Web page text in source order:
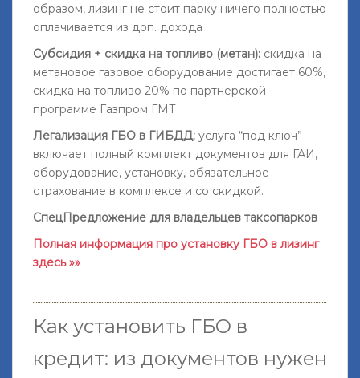
образом, лизинг не стоит парку ничего полностью
оплачивается из доп. дохода
Субсидия + скидка на топливо (метан): скидка на
метановое газовое оборудование достигает 60%,
скидка на топливо 20% по партнерской
программе Газпром ГМТ
Легализация ГБО в ГИБДД: услуга “под ключ”
включает полный комплект документов для ГАИ,
оборудование, установку, обязательное
страхование в комплексе и со скидкой.
СпецПредложение для владельцев таксопарков
Полная информация про установку ГБО в лизинг
здесь »»
Как установить ГБО в
кредит: из документов нужен